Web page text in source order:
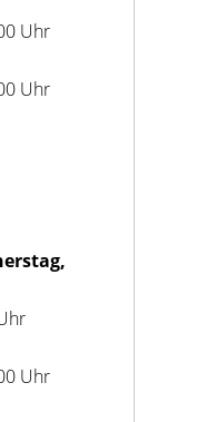
Uhr
Uhr
Uhr